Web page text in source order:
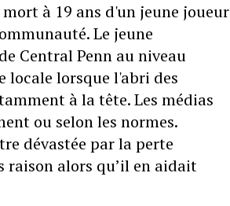
à 19 ans d'un jeune joueur
Le jeune
Central Penn au niveau
locale lorsque l'abri des
à la tête. Les médias
ou selon les normes.
dévastée par la perte
raison alors qu’il en aidait